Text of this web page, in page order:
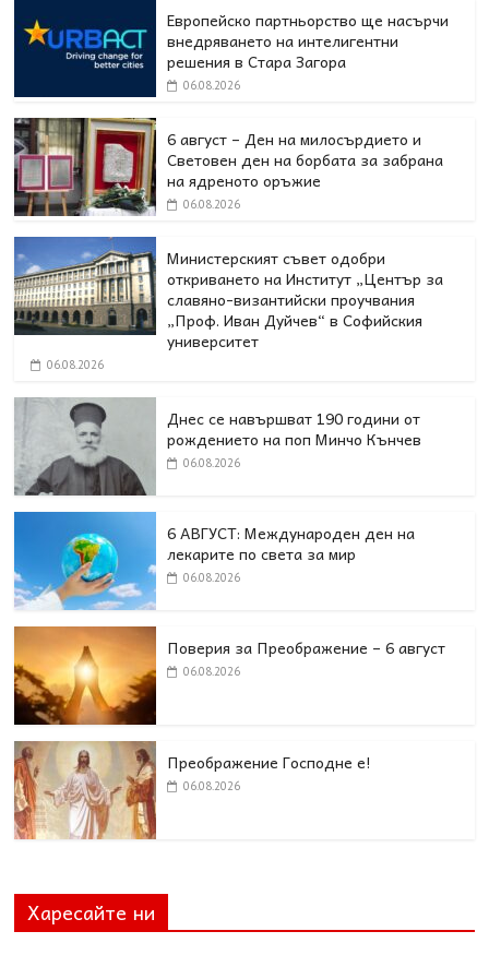
Европейско партньорство ще насърчи
внедряването на интелигентни
решения в Стара Загора
06.08.2026
6 август – Ден на милосърдието и
Световен ден на борбата за забрана
на ядреното оръжие
06.08.2026
Министерският съвет одобри
откриването на Институт „Център за
славяно-византийски проучвания
„Проф. Иван Дуйчев“ в Софийския
университет
06.08.2026
Днес се навършват 190 години от
рождението на поп Минчо Кънчев
06.08.2026
6 АВГУСТ: Международен ден на
лекарите по света за мир
06.08.2026
Поверия за Преображение – 6 август
06.08.2026
Преображение Господне е!
06.08.2026
Харесайте ни